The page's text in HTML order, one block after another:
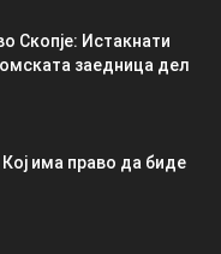
Скопје: Истакнати
заедница дел
има право да биде